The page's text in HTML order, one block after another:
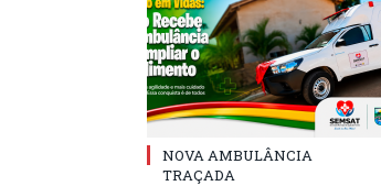
NOVA AMBULÂNCIA
TRAÇADA